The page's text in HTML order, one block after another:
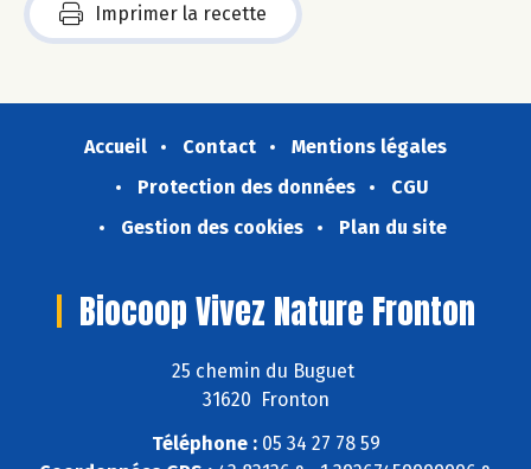
Imprimer la recette
Accueil Contact
Mentions légales
Protection des données
CGU
Gestion des cookies
Plan du site
Biocoop Vivez Nature Fronton
25 chemin du Buguet
31620 Fronton
Téléphone :05 34 27 78 59